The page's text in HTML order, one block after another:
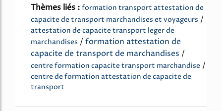
Thèmes liés : formation transport attestation de
capacite de transport marchandises et voyageurs /
attestation de capacite transport leger de
marchandises / formation attestation de
capacite de transport de marchandises /
centre formation capacite transport marchandise /
centre de formation attestation de capacite de
transport